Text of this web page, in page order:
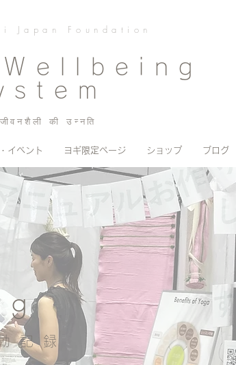
Japan Foundation
की उन्नति
イベント ヨギ限定ページ ショップ ブログ
記録